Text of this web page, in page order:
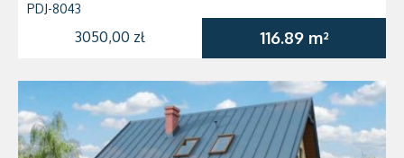
PDJ-8043
3050,00 zł 116.89 m²